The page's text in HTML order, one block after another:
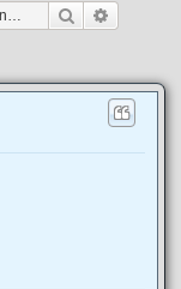
Suche